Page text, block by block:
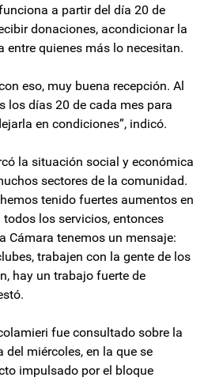
a partir del día 20 de
donaciones, acondicionar la
entre quienes más lo necesitan.
eso, muy buena recepción. Al
los días 20 de cada mes para
en condiciones”, indicó.
la situación social y económica
sectores de la comunidad.
tenido fuertes aumentos en
los servicios, entonces
Cámara tenemos un mensaje:
trabajen con la gente de los
hay un trabajo fuerte de
fue consultado sobre la
del miércoles, en la que se
impulsado por el bloque